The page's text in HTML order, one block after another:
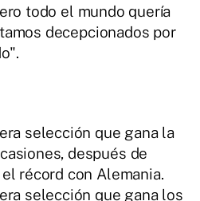
todo el mundo quería
decepcionados por
selección que gana la
después de
récord con Alemania.
selección que gana los